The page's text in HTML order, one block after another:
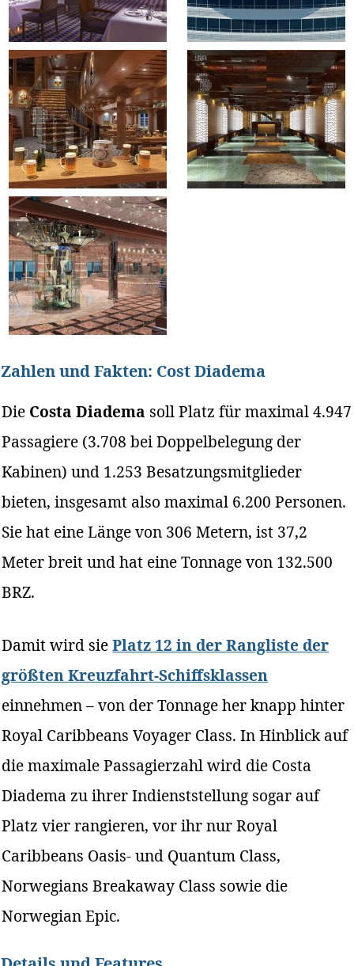
Zahlen und Fakten: Cost Diadema
Die Costa Diadema soll Platz für maximal 4.947
Passagiere (3.708 bei Doppelbelegung der
Kabinen) und 1.253 Besatzungsmitglieder
bieten, insgesamt also maximal 6.200 Personen.
Sie hat eine Länge von 306 Metern, ist 37,2
Meter breit und hat eine Tonnage von 132.500
BRZ.
Damit wird siePlatz 12 in der Rangliste der
größten Kreuzfahrt-Schiffsklassen
einnehmen – von der Tonnage her knapp hinter
Royal Caribbeans Voyager Class. In Hinblick auf
die maximale Passagierzahl wird die Costa
Diadema zu ihrer Indienststellung sogar auf
Platz vier rangieren, vor ihr nur Royal
Caribbeans Oasis- und Quantum Class,
Norwegians Breakaway Class sowie die
Norwegian Epic.